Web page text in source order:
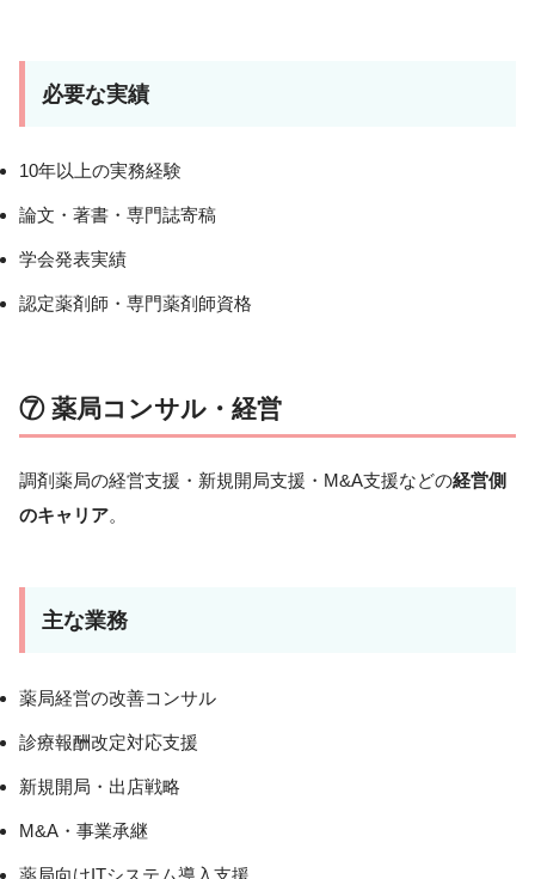
必要な実績
10年以上の実務経験
論文・著書・専門誌寄稿
学会発表実績
認定薬剤師・専門薬剤師資格
⑦ 薬局コンサル・経営
調剤薬局の経営支援・新規開局支援・M&A支援などの経営側
のキャリア。
主な業務
薬局経営の改善コンサル
診療報酬改定対応支援
新規開局・出店戦略
M&A・事業承継
薬局向けITシステム導入支援